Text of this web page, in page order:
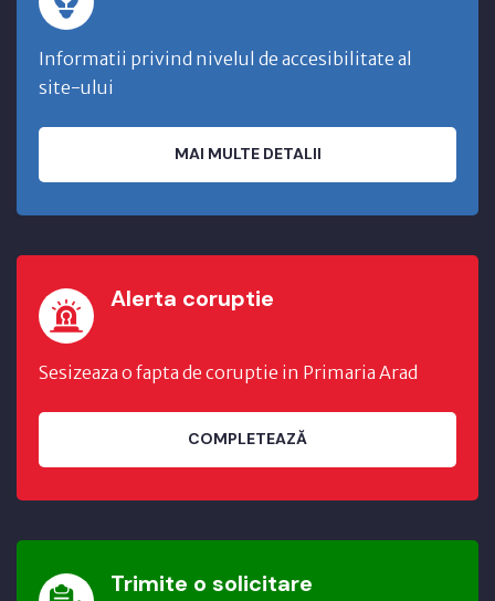
Informatii privind nivelul de accesibilitate al
site-ului
MAI MULTE DETALII
Alerta coruptie
Sesizeaza o fapta de coruptie in Primaria Arad
COMPLETEAZĂ
Trimite o solicitare